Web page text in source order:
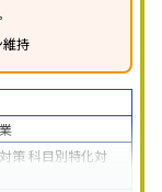
維持
策科目別特化対